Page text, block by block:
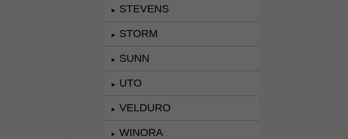
► STEVENS
► STORM
► SUNN
► UTO
► VELDURO
► WINORA